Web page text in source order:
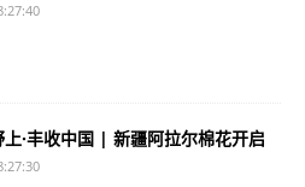
·丰收中国 | 新疆阿拉尔棉花开启